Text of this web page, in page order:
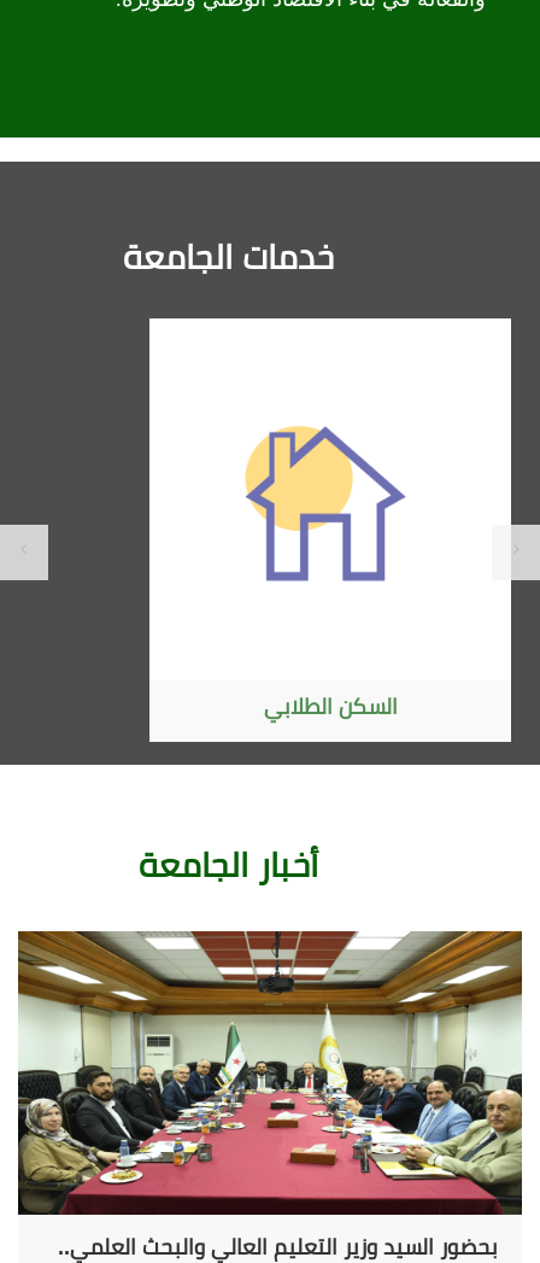
خدمات الجامعة
الاتفاقيات
أخبار الجامعة
بحضور السيد وزير التعليم العالي والبحث العلمي..